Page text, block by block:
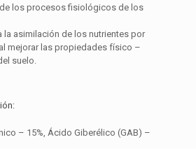
los procesos fisiológicos de los
la asimilación de los nutrientes por
mejorar las propiedades físico –
suelo.
– 15%, Ácido Giberélico (GAB) –